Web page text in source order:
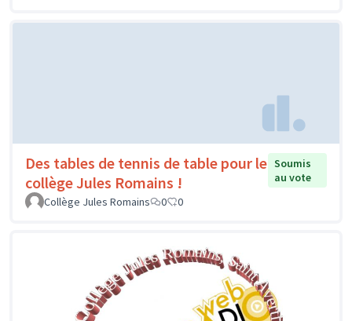
Des tables de tennis de table pour le
collège Jules Romains !
Soumis
au vote
Collège Jules Romains
0 0